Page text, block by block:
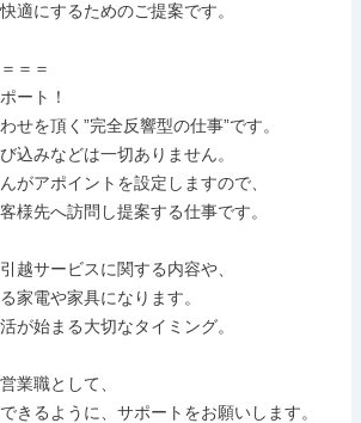
適にするためのご提案です。
＝＝
ート！
せを頂く”完全反響型の仕事”です。
込みなどは一切ありません。
がアポイントを設定しますので、
様先へ訪問し提案する仕事です。
越サービスに関する内容や、
家電や家具になります。
が始まる大切なタイミング。
業職として、
きるように、サポートをお願いします。